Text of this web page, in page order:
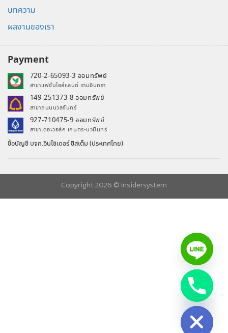
บทความ
ผลงานของเรา
Payment
720-2-65093-3 ออมทรัพย์
สาขาแฟชั่นไอส์แลนด์ รามอินทรา
149-251373-8 ออมทรัพย์
สาขาถนนนวลจันทร์
927-710475-9 ออมทรัพย์
สาขาเดอะวอล์ค เกษตร-นวมินทร์
ชื่อบัญชี บจก.อินไซเดอร์ ซิสเต็ม (ประเทศไทย)
Copyright 2026 © Insidersystem
Hide
chaty